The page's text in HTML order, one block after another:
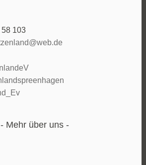
58 103
Mehr über uns